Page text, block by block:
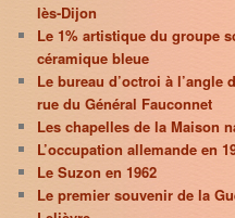
lès-Dijon
Le 1% artistique du groupe
céramique bleue
Le bureau d’octroi à l’angle
rue du Général Fauconnet
Les chapelles de la Maison
L’occupation allemande en
Le Suzon en 1962
Le premier souvenir de la